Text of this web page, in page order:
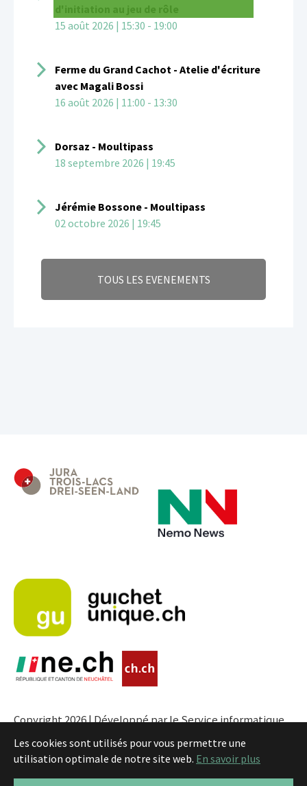
Les cookies sont utilisés pour vous permettre une
utilisation optimale de notre site web. En savoir plus
d'initiation au jeu de rôle
15 août 2026 | 15:30 - 19:00
Ferme du Grand Cachot - Atelie d'écriture
avec Magali Bossi
16 août 2026 | 11:00 - 13:30
Dorsaz - Moultipass
18 septembre 2026 | 19:45
Jérémie Bossone - Moultipass
02 octobre 2026 | 19:45
TOUS LES EVENEMENTS
Copyright 2026 | Développé par le Service informatique
de l'Entité neuchâteloise |